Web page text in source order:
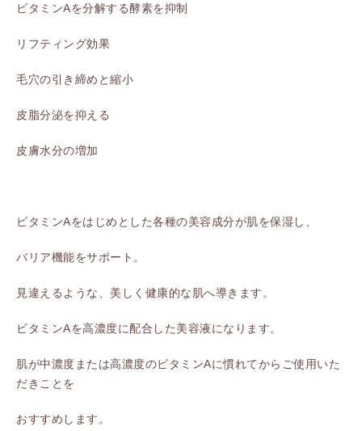
ビタミンAを分解する酵素を抑制
リフティング効果
毛穴の引き締めと縮小
皮脂分泌を抑える
皮膚水分の増加
ビタミンAをはじめとした各種の美容成分が肌を保湿し、
バリア機能をサポート。
見違えるような、美しく健康的な肌へ導きます。
ビタミンAを高濃度に配合した美容液になります。
肌が中濃度または高濃度のビタミンAに慣れてからご使用いた
だきことを
おすすめします。